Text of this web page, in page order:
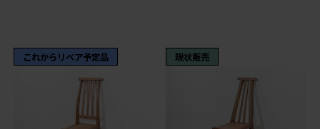
これからリペア予定品 現状販売